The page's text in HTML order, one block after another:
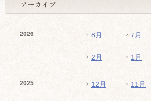
2026 8月 7月
2月 1月
2025 12月 11月